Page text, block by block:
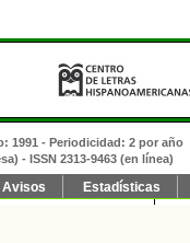
1991 - Periodicidad: 2 por año
- ISSN 2313-9463 (en línea)
Avisos Estadísticas